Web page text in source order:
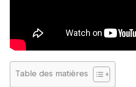
Table des matières